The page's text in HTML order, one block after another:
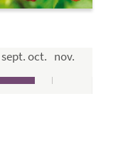
sept.oct. nov.